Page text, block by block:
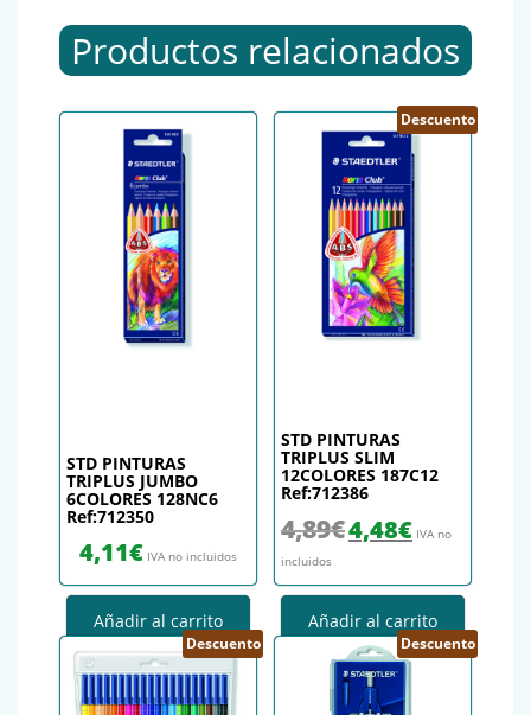
Productos relacionados
STD PINTURAS
TRIPLUS JUMBO
6COLORES 128NC6
Ref:712350
4,11€ IVA no incluidos
Añadir al carrito
Descuento
STD PINTURAS
TRIPLUS SLIM
12COLORES 187C12
Ref:712386
4,89€ El precio original era: 4,89€.
4,48€El precio actual
IVA no
incluidos
Añadir al carrito
Descuento Descuento